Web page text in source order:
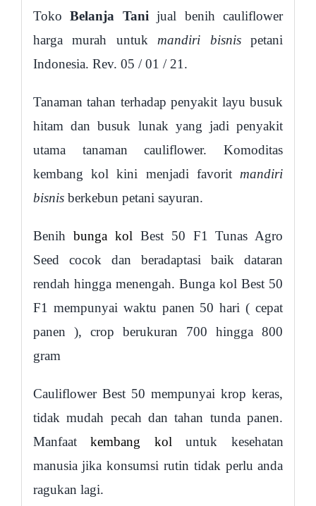
TokoBelanja Tani jual benih cauliflower
harga murah untuk mandiri bisnispetani
Indonesia. Rev. 05 / 01 / 21.
Tanaman tahan terhadap penyakit layu busuk
hitam dan busuk lunak yang jadi penyakit
utama tanaman cauliflower. Komoditas
kembang kol kini menjadi favorit mandiri
bisnisberkebun petani sayuran.
Benih bunga kol Best 50 F1 Tunas Agro
Seed cocok dan beradaptasi baik dataran
rendah hingga menengah. Bunga kol Best 50
F1 mempunyai waktu panen 50 hari ( cepat
panen ), crop berukuran 700 hingga 800
gram
Cauliflower Best 50 mempunyai krop keras,
tidak mudah pecah dan tahan tunda panen.
Manfaatkembang kol untuk kesehatan
manusia jika konsumsi rutin tidak perlu anda
ragukan lagi.